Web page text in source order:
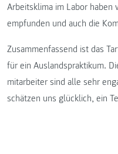
Arbeitsklima im Labor haben
empfunden und auch die
Zusammenfassend ist das
für ein Auslandspraktikum.
mitarbeiter sind alle sehr
schätzen uns glücklich, ein